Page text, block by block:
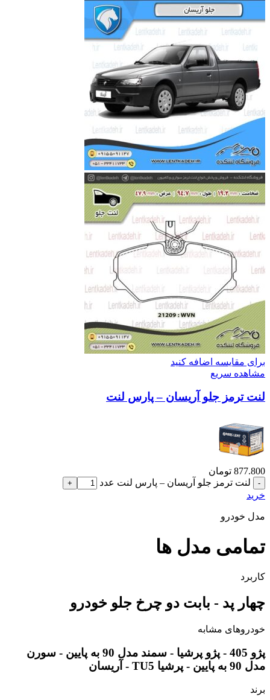
برای مقایسه اضافه کنید
مشاهده سریع
لنت ترمز جلو آریسان – پارس لنت
877.800 تومان
لنت ترمز جلو آریسان – پارس لنت عدد
خرید
مدل خودرو
تمامی مدل ها
کاربرد
چهار پد - بابت دو چرخ جلو خودرو
خودروهای مشابه
پژو 405 - پژو پرشیا - سمند مدل 90 به پایین - سورن
مدل 90 به پایین - پرشیا TU5 - آریسان
برند